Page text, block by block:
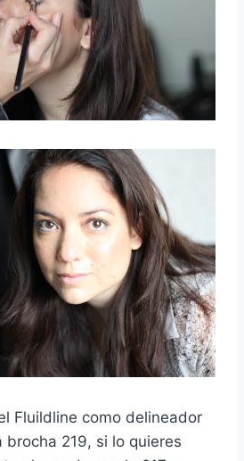
Fluildline como delineador
brocha 219, si lo quieres